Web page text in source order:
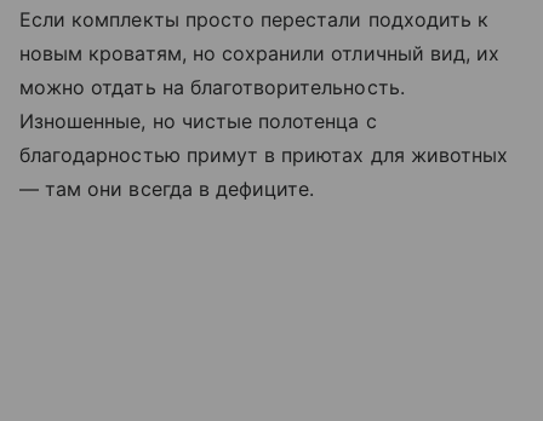
Если комплекты просто перестали подходить к
новым кроватям, но сохранили отличный вид, их
можно отдать на благотворительность.
Изношенные, но чистые полотенца с
благодарностью примут в приютах для животных
— там они всегда в дефиците.